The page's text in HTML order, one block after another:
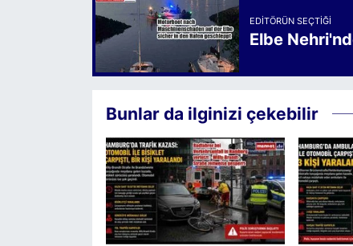
EDITÖRÜN SEÇTIĞI
Elbe
Bunlar da ilginizi çekebilir